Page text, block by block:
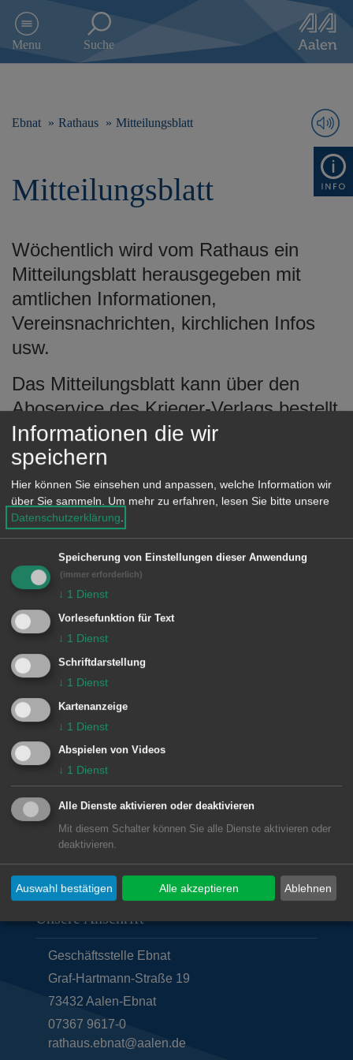
e
Menu Suche
Ebnat Rathaus Mitteilungsblatt
Mitteilungsblatt
Wöchentlich wird vom Rathaus ein
Mitteilungsblatt herausgegeben mit
amtlichen Informationen,
Vereinsnachrichten, kirchlichen Infos
usw.
Das Mitteilungsblatt kann über den
Aboservice des Krieger-Verlags bestellt
werden.
Link
www.krieger-verlag.de/aboservice
Zuständige Person
Beate Knoblauch
Tel.: 07367/961712
Fax:07367 9617-19
E-Mail: rathaus.ebnat@aalen.de
Unsere Anschrift
Geschäftsstelle Ebnat
Graf-Hartmann-Straße 19
73432 Aalen-Ebnat
07367 9617-0
rathaus.ebnat@aalen.de
Informationen die wir
speichern
Hier können Sie einsehen und anpassen, welche Information wir
über Sie sammeln. Um mehr zu erfahren, lesen Sie bitte unsere
Datenschutzerklärung.
Speicherung von Einstellungen dieser Anwendung
(immer erforderlich)
↓ 1 Dienst
Vorlesefunktion für Text
↓ 1 Dienst
Schriftdarstellung
↓ 1 Dienst
Kartenanzeige
↓ 1 Dienst
Abspielen von Videos
↓ 1 Dienst
Alle Dienste aktivieren oder deaktivieren
Mit diesem Schalter können Sie alle Dienste aktivieren oder
deaktivieren.
Ablehnen
Auswahl bestätigen Alle akzeptieren